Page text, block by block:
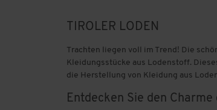
TIROLER LODEN
Trachten liegen voll im Trend! Die
Kleidungsstücke aus Lodenstoff.
die Herstellung von Kleidung aus
Entdecken Sie den Charme